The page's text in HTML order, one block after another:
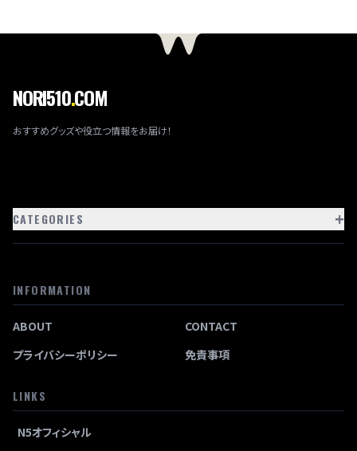
ー
ジ
NORI510.COM
おすすめグッズや役立つ情報をお届け！
CATEGORIES +
INFORMATION
ABOUT
CONTACT
プライバシーポリシー
免責事項
LINKS
N5オフィシャル